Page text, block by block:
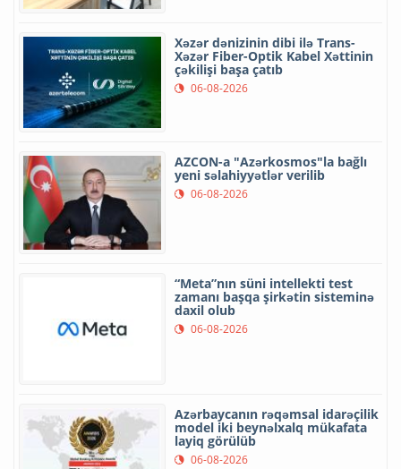
Xəzər dənizinin dibi ilə Trans-
Xəzər Fiber-Optik Kabel Xəttinin
çəkilişi başa çatıb
06-08-2026
AZCON-a "Azərkosmos"la bağlı
yeni səlahiyyətlər verilib
06-08-2026
“Meta”nın süni intellekti test
zamanı başqa şirkətin sisteminə
daxil olub
06-08-2026
Azərbaycanın rəqəmsal idarəçilik
model iki beynəlxalq mükafata
layiq görülüb
06-08-2026